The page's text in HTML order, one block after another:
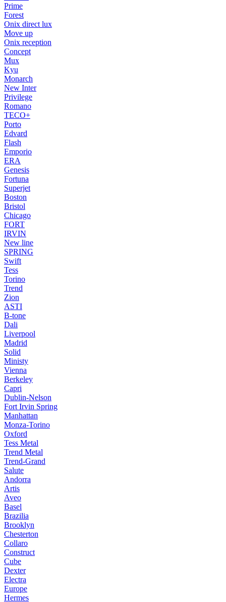
Prime
Forest
Onix direct lux
Move up
Onix reception
Concept
Mux
Kyu
Monarch
New Inter
Privilege
Romano
TECO+
Porto
Edvard
Flash
Emporio
ERA
Genesis
Fortuna
Superjet
Boston
Bristol
Chicago
FORT
IRVIN
New line
SPRING
Swift
Tess
Torino
Trend
Zion
ASTI
B-tone
Dali
Liverpool
Madrid
Solid
Ministy
Vienna
Berkeley
Capri
Dublin-Nelson
Fort Irvin Spring
Manhattan
Monza-Torino
Oxford
Tess Metal
Trend Metal
Trend-Grand
Salute
Andorra
Artis
Aveo
Basel
Brazilia
Brooklyn
Chesterton
Collaro
Construct
Cube
Dexter
Electra
Europe
Hermes